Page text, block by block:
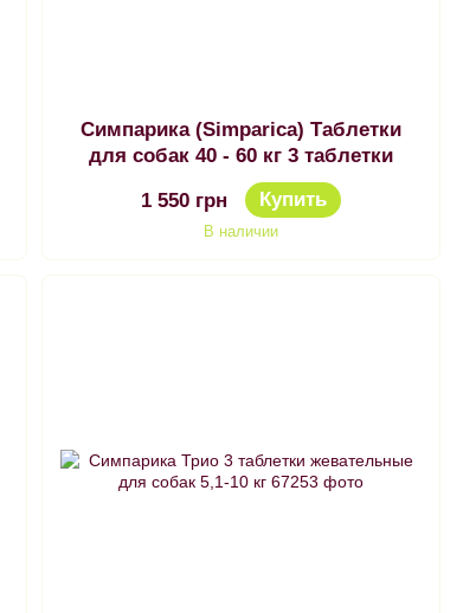
Симпарика (Simparica) Таблетки
для собак 40 - 60 кг 3 таблетки
1 550 грн Купить
В наличии